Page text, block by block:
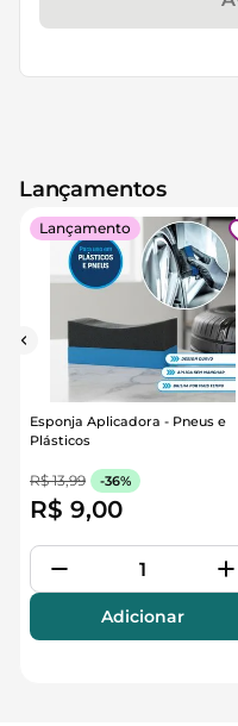
Lançamentos
Lançamento
Esponja Aplicadora - Pneus e
Plásticos
R$ 13,99 -36%
R$ 9,00
Adicionar